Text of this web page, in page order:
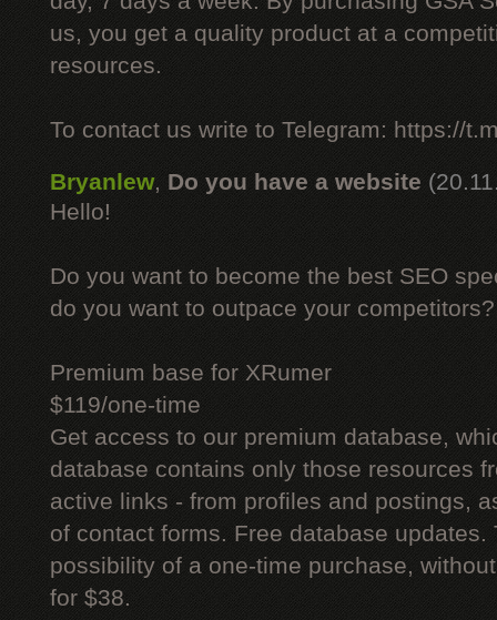
us, you get a quality product at a
resources.
To contact us write to Telegram: https://
Bryanlew, Do you have a website
Hello!
Do you want to become the best SEO
do you want to outpace your competitors?
Premium base for XRumer
$119/one-time
Get access to our premium database,
database contains only those resources
active links - from profiles and postings,
of contact forms. Free database updates.
possibility of a one-time purchase,
for $38.